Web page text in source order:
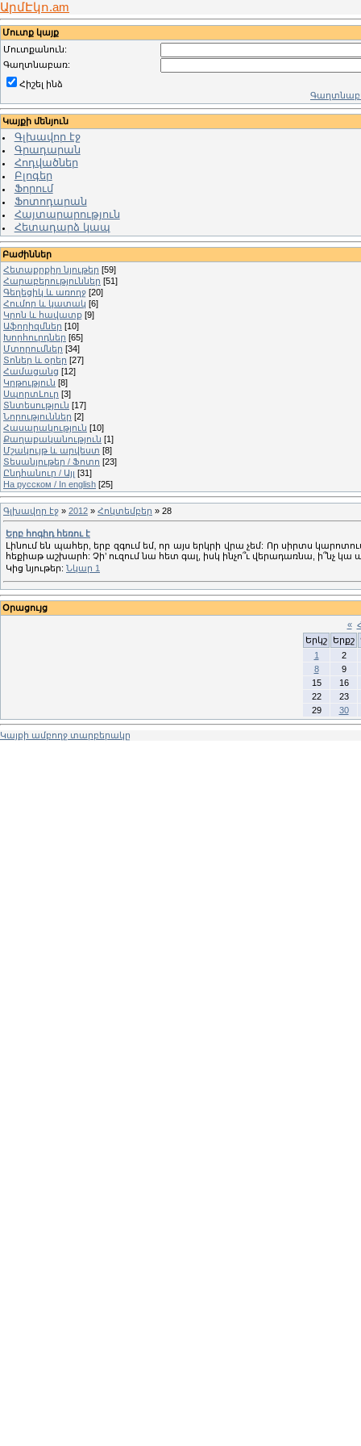
ԱրմԷկո.am
Մուտք կայք
Մուտքանուն:
Գաղտնաբառ:
Հիշել ինձ
Կայքի մենյուն
Գլխավոր էջ
Գրադարան
Հոդվածներ
Բլոգեր
Ֆորում
Ֆոտոդարան
Հայտարարություն
Հետադարձ կապ
Բաժիններ
Հետաքրքիր նյութեր [59]
Հարաբերություններ [51]
Գեղեցիկ և առողջ [20]
Հումոր և կատակ [6]
Կրոն և հավատք [9]
Աֆորիզմներ [10]
Խորհուրդներ [65]
Մտորումներ [34]
Տոներ և օրեր [27]
Համացանց [12]
Կրթություն [8]
ՍպորտԼուր [3]
Տնտեսություն [17]
Նորություններ [2]
Հասարակություն [10]
Քաղաքականություն [1]
Մշակույթ և արվեստ [8]
Տեսանյութեր / Ֆոտո [23]
Ընդհանուր / Այլ [31]
На русском / In english [25]
Գլխավոր էջ » 2012 » Հոկտեմբեր » 28
Երբ հոգիդ հեռու է
Լինում են պահեր, երբ զգում եմ, որ այս երկրի վրա չեմ: Որ սիրտս
հեքիաթ աշխարհ: Չի’ ուզում նա հետ գալ, իսկ ինչո՞ւ վերադառնա, ի՞նչ կա
Կից նյութեր: Նկար 1
Օրացույց
«
Երկշ
Երքշ
1
2
8
9
15
16
22
23
29
30
Կայքի ամբողջ տարբերակը